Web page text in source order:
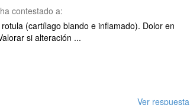
ha contestado a:
(cartílago blando e inflamado). Dolor en
si alteración ...
Ver respuesta